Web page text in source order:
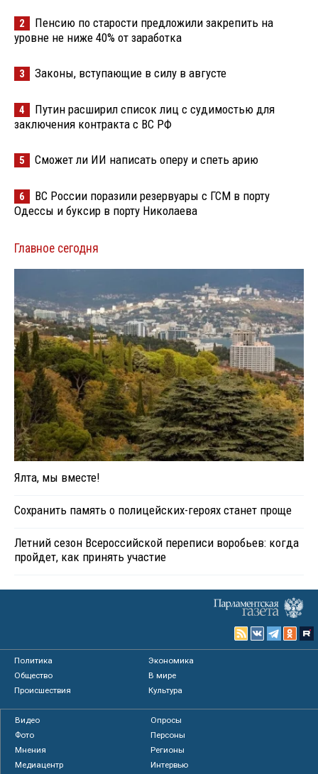
2
Пенсию по старости предложили закрепить на
уровне не ниже 40% от заработка
3 Законы, вступающие в силу в августе
4
Путин расширил список лиц с судимостью для
заключения контракта с ВС РФ
5 Сможет ли ИИ написать оперу и спеть арию
6
ВС России поразили резервуары с ГСМ в порту
Одессы и буксир в порту Николаева
Главное сегодня
Ялта, мы вместе!
Сохранить память о полицейских-героях станет проще
Летний сезон Всероссийской переписи воробьев: когда
пройдет, как принять участие
Политика
Экономика
Общество
В мире
Происшествия
Культура
Видео
Опросы
Фото
Персоны
Мнения
Регионы
Медиацентр
Интервью